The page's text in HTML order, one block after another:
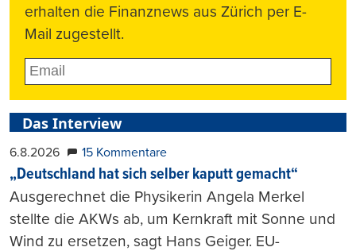
erhalten die Finanznews aus Zürich per E-
Mail zugestellt.
Das Interview
6.8.2026 15 Kommentare
„Deutschland hat sich selber kaputt gemacht“
Ausgerechnet die Physikerin Angela Merkel
stellte die AKWs ab, um Kernkraft mit Sonne und
Wind zu ersetzen, sagt Hans Geiger. EU-